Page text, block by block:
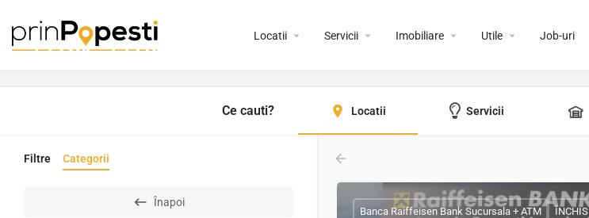
Locatii Servicii Imobiliare Utile Job-uri
Ce cauti? Locatii Servicii
Filtre Categorii
Înapoi
Banca Raiffeisen Bank Sucursala + ATM ÎNCHIS